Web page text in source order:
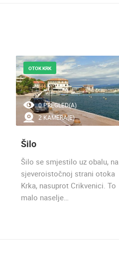
0 PREGLED(A)
2 KAMERA(E)
OTOK KRK
Šilo
Šilo se smjestilo uz obalu, na
sjeveroistočnoj strani otoka
Krka, nasuprot Crikvenici. To
malo naselje…